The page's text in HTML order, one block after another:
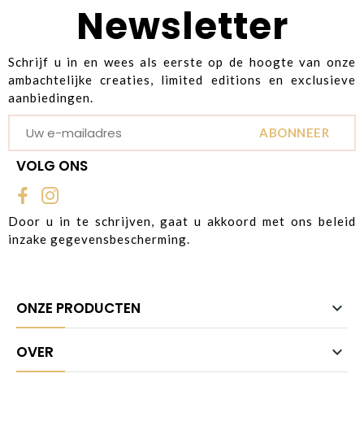
Newsletter
Schrijf u in en wees als eerste op de hoogte van onze
ambachtelijke creaties, limited editions en exclusieve
aanbiedingen.
ABONNEER
VOLG ONS
Door u in te schrijven, gaat u akkoord met ons beleid
inzake gegevensbescherming.
ONZE PRODUCTEN 
OVER 